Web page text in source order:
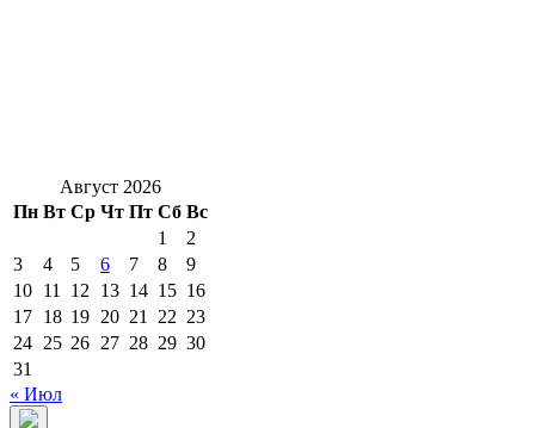
Август 2026
Пн Вт Ср Чт Пт Сб Вс
1
2
3
4 5 6 7 8
9
10 11 12 13 14 15 16
17 18 19 20 21 22 23
24 25 26 27 28 29 30
31
« Июл